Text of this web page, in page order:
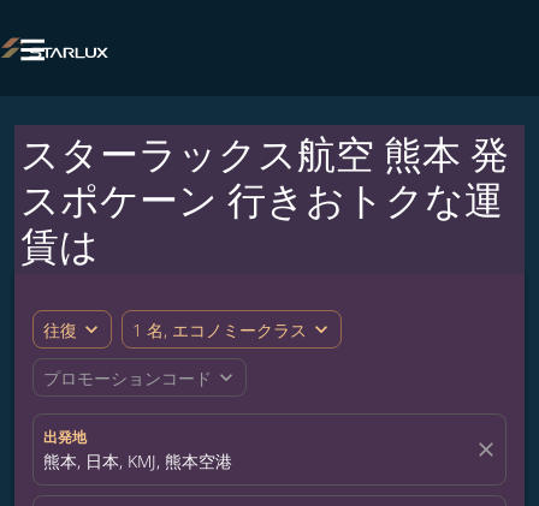

スターラックス航空 熊本 発
スポケーン 行きおトクな運
賃は
往復 expand_more 1 名, エコノミークラス expand_more
プロモーションコード expand_more
出発地
熊本, 日本, KMJ, 熊本空港 close